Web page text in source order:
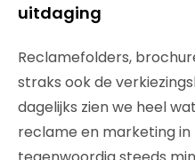
uitdaging
Reclamefolders,
straks ook de
dagelijks zien we heel
reclame en marketing